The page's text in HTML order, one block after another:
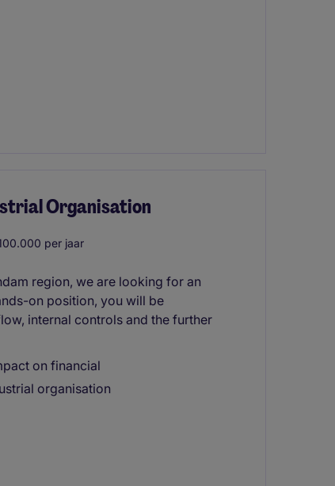
Organisation
per jaar
region, we are looking for an
on position, you will be
internal controls and the further
on financial
organisation